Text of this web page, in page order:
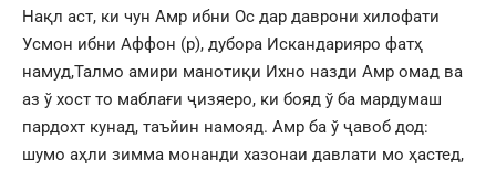
Нақл аст, ки чун Амр ибни Ос дар даврони хилофати
Усмон ибни Аффон (р), дубора Искандарияро фатҳ
намуд,Талмо амири манотиқи Ихно назди Амр омад ва
аз ў хост то маблағи ҷизяеро, ки бояд ў ба мардумаш
пардохт кунад, таъйин намояд. Амр ба ў ҷавоб дод:
шумо аҳли зимма монанди хазонаи давлати мо ҳастед,